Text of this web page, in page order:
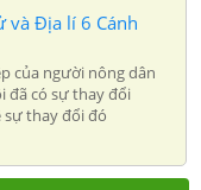
và Địa lí 6 Cánh
của người nông dân
đã có sự thay đổi
sự thay đổi đó